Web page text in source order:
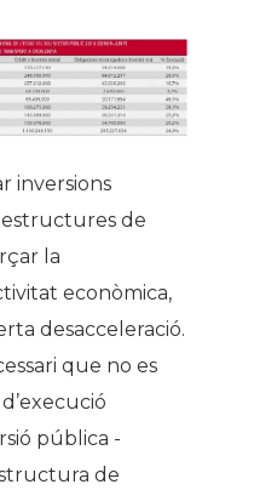
inversions
de
la
econòmica,
desacceleració.
que no es
pública -
de